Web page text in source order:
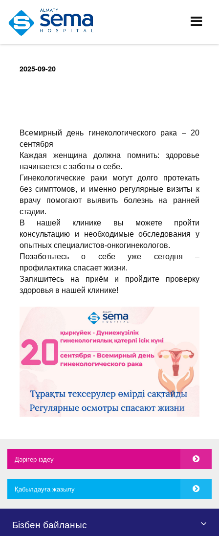
2025-09-20
Всемирный день гинекологического рака – 20
сентября
Каждая женщина должна помнить: здоровье
начинается с заботы о себе.
Гинекологические раки могут долго протекать
без симптомов, и именно регулярные визиты к
врачу помогают выявить болезнь на ранней
стадии.
В нашей клинике вы можете пройти
консультацию и необходимые обследования у
опытных специалистов-онкогинекологов.
Позаботьтесь о себе уже сегодня –
профилактика спасает жизни.
Запишитесь на приём и пройдите проверку
здоровья в нашей клинике!
Дәрігер іздеу
Қабылдауға жазылу
Бізбен байланыс